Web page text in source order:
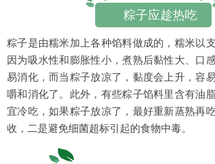
粽子应趁热吃
粽子是由糯米加上各种馅料做成的，糯米以
因为吸水性和膨胀性小，煮熟后黏性大、口
易消化，而当粽子放凉了，黏度会上升，容
嚼和消化了。此外，有些粽子馅料里含有油
宜冷吃，如果粽子放凉了，最好重新蒸熟再
收，二是避免细菌超标引起的食物中毒。